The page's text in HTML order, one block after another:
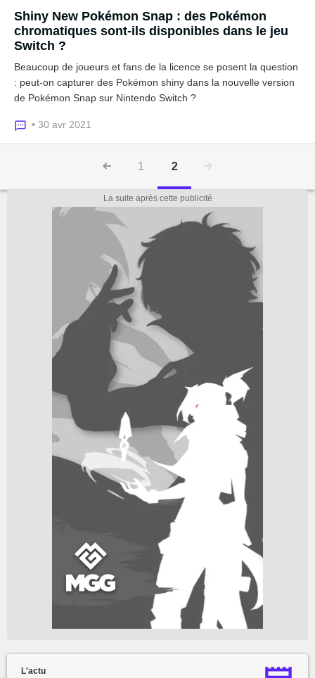
Shiny New Pokémon Snap : des Pokémon
chromatiques sont-ils disponibles dans le jeu
Switch ?
Beaucoup de joueurs et fans de la licence se posent la question
: peut-on capturer des Pokémon shiny dans la nouvelle version
de Pokémon Snap sur Nintendo Switch ?
• 30 avr 2021
1 2
L'actu